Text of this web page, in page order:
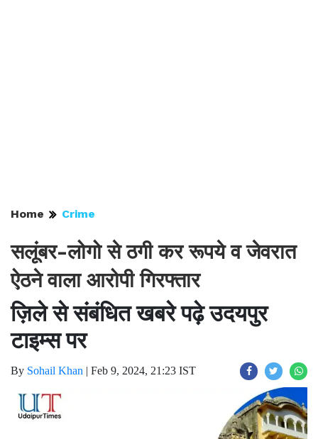
Home Crime
सलूंबर-लोगो से ठगी कर रूपये व जेवरात
ऐठने वाला आरोपी गिरफ्तार
ज़िले से संबंधित खबरे पढ़े उदयपुर
टाइम्स पर
By Sohail Khan | Feb 9, 2024, 21:23 IST